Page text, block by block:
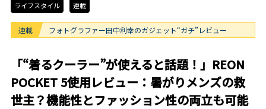
ライフスタイル 連載
連載 フォトグラファー田中利幸のガジェット“ガチ”レビュー
「“着るクーラー”が使えると話題！」REON
POCKET 5使用レビュー：暑がりメンズの救
世主？機能性とファッション性の両立も可能